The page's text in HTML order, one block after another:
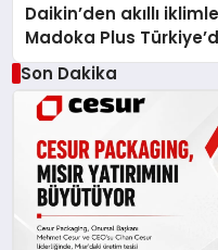
Daikin’den akıllı
Madoka Plus
Son Dakika